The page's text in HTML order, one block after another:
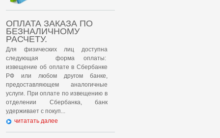
ОПЛАТА ЗАКАЗА ПО
БЕЗНАЛИЧНОМУ
РАСЧЕТУ.
Для физических лиц доступна
следующая форма оплаты:
извещение об оплате в Сбербанке
РФ или любом другом банке,
предоставляющем аналогичные
услуги. При оплате по извещению в
отделении Сбербанка, банк
удерживает с покуп...
читатать далее